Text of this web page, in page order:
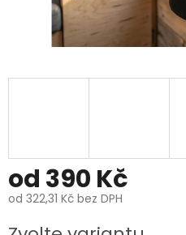
od 390 Kč
od 322,31 Kč bez DPH